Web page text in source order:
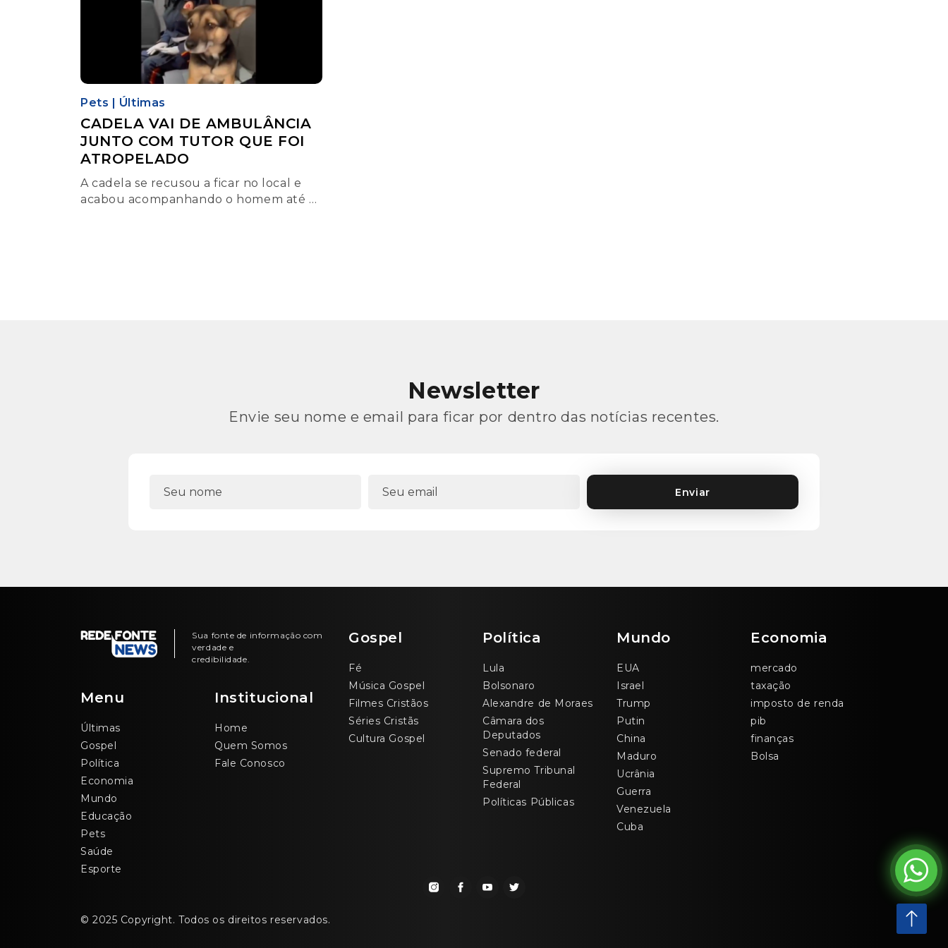
Pets Últimas
CADELA VAI DE AMBULÂNCIA
JUNTO COM TUTOR QUE FOI
ATROPELADO
A cadela se recusou a ficar no local e
acabou acompanhando o homem até a
Newsletter
Envie seu nome e email para ficar por dentro das notícias recentes.
Enviar
Sua fonte de informação com
verdade e
credibilidade.
Menu
Últimas
Gospel
Política
Economia
Mundo
Educação
Pets
Saúde
Esporte
Institucional
Home
Quem Somos
Fale Conosco
Gospel
Fé
Música Gospel
Filmes Cristãos
Séries Cristãs
Cultura Gospel
Política
Lula
Bolsonaro
Alexandre de Moraes
Câmara dos
Deputados
Senado federal
Supremo Tribunal
Federal
Políticas Públicas
Mundo
EUA
Israel
Trump
Putin
China
Maduro
Ucrânia
Guerra
Venezuela
Cuba
Economia
mercado
taxação
imposto de renda
pib
finanças
Bolsa
© 2025 Copyright. Todos os direitos reservados.